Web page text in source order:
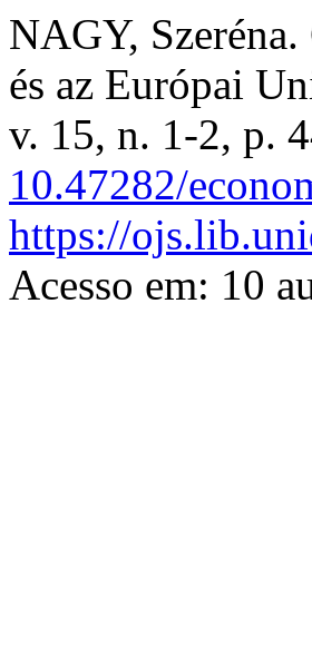
NAGY, Szeréna.
és az Európai
v. 15, n. 1-2, p.
10.47282/
https://
Acesso em: 10